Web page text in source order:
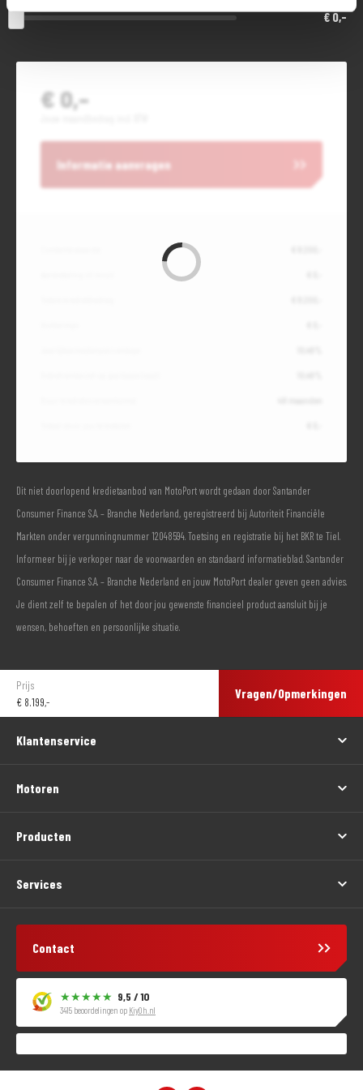
€ 0,-
€ 0,-
Informatie aanvragen
Dit niet doorlopend kredietaanbod van MotoPort wordt gedaan door Santander
Consumer Finance S.A. – Branche Nederland, geregistreerd bij Autoriteit Financiële
Markten onder vergunningnummer 12048594. Toetsing en registratie bij het BKR te Tiel.
Informeer bij je verkoper naar de voorwaarden en standaard informatieblad. Santander
Consumer Finance S.A. – Branche Nederland en jouw MotoPort dealer geven geen advies.
Je dient zelf te bepalen of het door jou gewenste financieel product aansluit bij je
wensen, behoeften en persoonlijke situatie.
Prijs
€ 8.199,-
Vragen/Opmerkingen
Klantenservice
Motoren
Producten
Services
Contact
9,5 / 10
3415 beoordelingen op KiyOh.nl